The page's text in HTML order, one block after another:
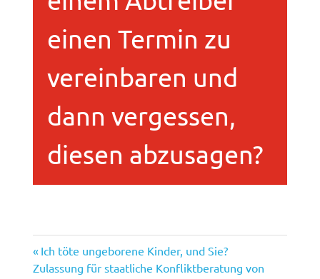
einen Termin zu
vereinbaren und
dann vergessen,
diesen abzusagen?
Beitragsnavigation
Vorheriger
Beitrag:
Ich töte ungeborene Kinder, und Sie?
Nächster
Zulassung für staatliche Konfliktberatung von